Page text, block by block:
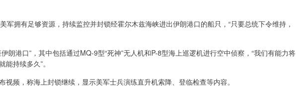
军拥有足够资源，持续监控并封锁经霍尔木兹海峡进出伊朗港口的船只，“只要总统下令维持，
朗港口”，其中包括通过MQ-9型“死神”无人机和P-8型海上巡逻机进行空中侦察，“我们有能力将
持续多久”。
视频，称海上封锁继续，显示美军士兵演练直升机索降、登临检查等内容。